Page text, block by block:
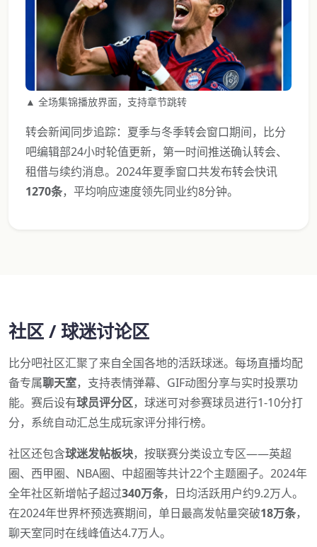
▲ 全场集锦播放界面，支持章节跳转
转会新闻同步追踪：夏季与冬季转会窗口期间，比分
吧编辑部24小时轮值更新，第一时间推送确认转会、
租借与续约消息。2024年夏季窗口共发布转会快讯
1270条，平均响应速度领先同业约8分钟。
社区 / 球迷讨论区
比分吧社区汇聚了来自全国各地的活跃球迷。每场直播均配
备专属聊天室，支持表情弹幕、GIF动图分享与实时投票功
能。赛后设有球员评分区，球迷可对参赛球员进行1-10分打
分，系统自动汇总生成玩家评分排行榜。
社区还包含球迷发帖板块，按联赛分类设立专区——英超
圈、西甲圈、NBA圈、中超圈等共计22个主题圈子。2024年
全年社区新增帖子超过340万条，日均活跃用户约9.2万人。
在2024年世界杯预选赛期间，单日最高发帖量突破18万条，
聊天室同时在线峰值达4.7万人。